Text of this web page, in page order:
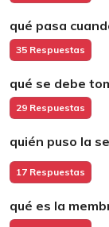
qué pasa
35 Respuestas
qué se debe
29 Respuestas
quién puso la
17 Respuestas
qué es la